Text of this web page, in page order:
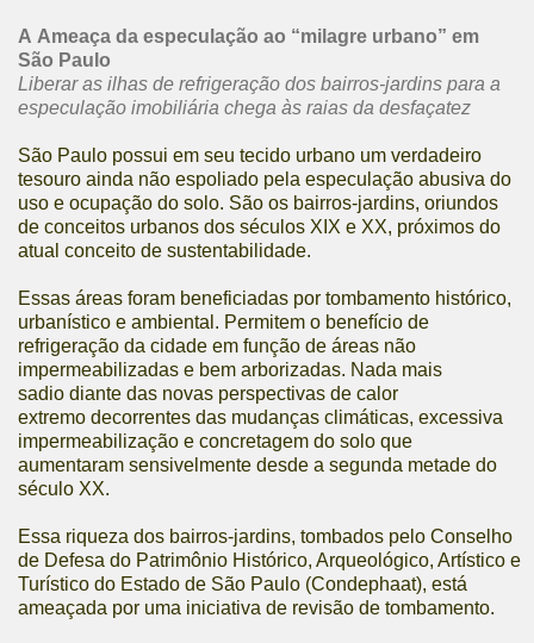
A Ameaça da especulação ao “milagre urbano” em
São Paulo
Liberar as ilhas de refrigeração dos bairros-jardins para a
especulação imobiliária chega às raias da desfaçatez
São Paulo possui em seu tecido urbano um verdadeiro
tesouro ainda não espoliado pela especulação abusiva do
uso e ocupação do solo. São os bairros-jardins, oriundos
de conceitos urbanos dos séculos XIX e XX, próximos do
atual conceito de sustentabilidade.
Essas áreas foram beneficiadas por tombamento histórico,
urbanístico e ambiental. Permitem o benefício de
refrigeração da cidade em função de áreas não
impermeabilizadas e bem arborizadas. Nada mais
sadio diante das novas perspectivas de calor
extremo decorrentes das mudanças climáticas, excessiva
impermeabilização e concretagem do solo que
aumentaram sensivelmente desde a segunda metade do
século XX.
Essa riqueza dos bairros-jardins, tombados pelo Conselho
de Defesa do Patrimônio Histórico, Arqueológico, Artístico e
Turístico do Estado de São Paulo (Condephaat), está
ameaçada por uma iniciativa de revisão de tombamento.